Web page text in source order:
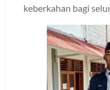
keberkahan bagi